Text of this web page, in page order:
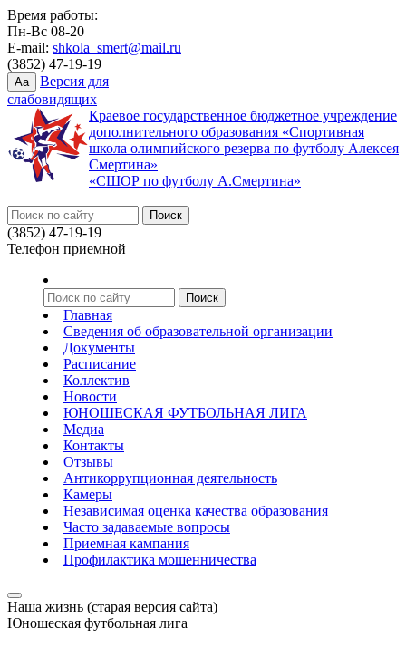
Время работы:
Пн-Вс 08-20
E-mail: shkola_smert@mail.ru
(3852) 47-19-19
Aa
Версия для
слабовидящих
Краевое государственное бюджетное учреждение
дополнительного образования «Спортивная
школа олимпийского резерва по футболу Алексея
Смертина»
«СШОР по футболу А.Смертина»
(3852) 47-19-19
Телефон приемной
Главная
Сведения об образовательной организации
Документы
Расписание
Коллектив
Новости
ЮНОШЕСКАЯ ФУТБОЛЬНАЯ ЛИГА
Медиа
Контакты
Отзывы
Антикоррупционная деятельность
Камеры
Независимая оценка качества образования
Часто задаваемые вопросы
Приемная кампания
Профилактика мошенничества
Наша жизнь (старая версия сайта)
Юношеская футбольная лига